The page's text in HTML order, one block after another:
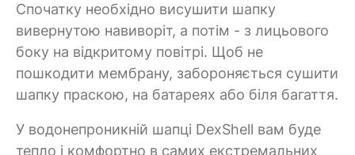
Спочатку необхідно висушити шапку
вивернутою навиворіт, а потім - з лицьового
боку на відкритому повітрі. Щоб не
пошкодити мембрану, забороняється сушити
шапку праскою, на батареях або біля багаття.
У водонепроникній шапці DexShell вам буде
тепло і комфортно в самих екстремальних